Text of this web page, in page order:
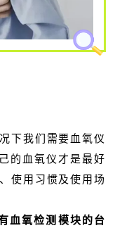
下我们需要血氧仪
的血氧仪才是最好
使用习惯及使用场
血氧检测模块的台